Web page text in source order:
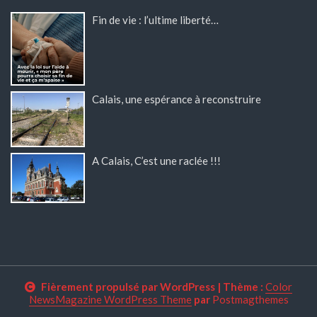
Fin de vie : l’ultime liberté…
Calais, une espérance à reconstruire
A Calais, C’est une raclée !!!
Fièrement propulsé par WordPress | Thème : Color
NewsMagazine WordPress Themepar Postmagthemes